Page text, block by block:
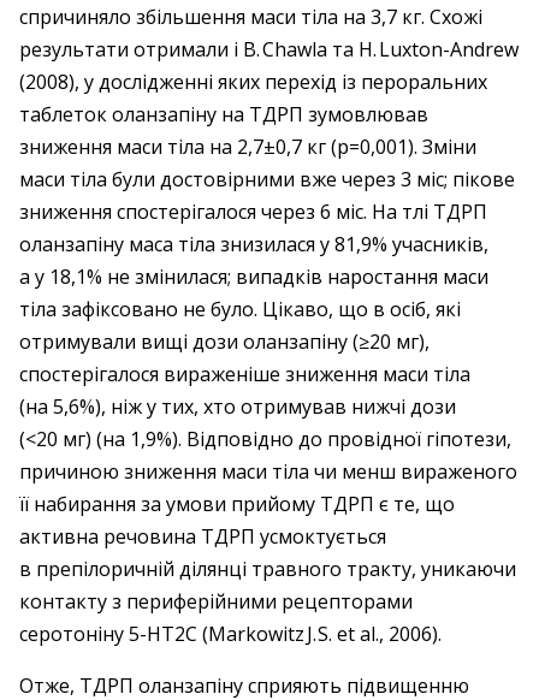
спричиняло збільшення маси тіла на 3,7 кг. Схожі
результати отримали і B. Chawla та H. Luxton-Andrew
(2008), у дослідженні яких перехід із пероральних
таблеток оланзапіну на ТДРП зумовлював
зниження маси тіла на 2,7±0,7 кг (p=0,001). Зміни
маси тіла були достовірними вже через 3 міс; пікове
зниження спостерігалося через 6 міс. На тлі ТДРП
оланзапіну маса тіла знизилася у 81,9% учасників,
а у 18,1% не змінилася; випадків наростання маси
тіла зафіксовано не було. Цікаво, що в осіб, які
отримували вищі дози оланзапіну (≥20 мг),
спостерігалося вираженіше зниження маси тіла
(на 5,6%), ніж у тих, хто отримував нижчі дози
(<20 мг) (на 1,9%). Відповідно до провідної гіпотези,
причиною зниження маси тіла чи менш вираженого
її набирання за умови прийому ТДРП є те, що
активна речовина ТДРП усмоктується
в препілоричній ділянці травного тракту, уникаючи
контакту з периферійними рецепторами
серотоніну 5-HT2C (Markowitz J. S. et al., 2006).
Отже, ТДРП оланзапіну сприяють підвищенню